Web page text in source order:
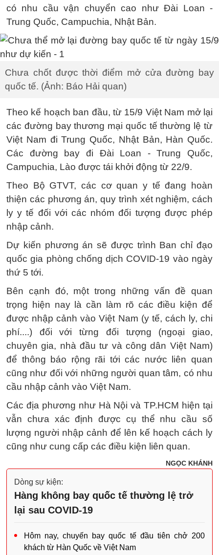
có nhu cầu vận chuyển cao như Đài Loan -
Trung Quốc, Campuchia, Nhật Bản.
Chưa chốt được thời điểm mở cửa đường bay
quốc tế. (Ảnh: Báo Hải quan)
Theo kế hoạch ban đầu, từ 15/9 Việt Nam mở lại
các đường bay thương mại quốc tế thường lệ từ
Việt Nam đi Trung Quốc, Nhật Bản, Hàn Quốc.
Các đường bay đi Đài Loan - Trung Quốc,
Campuchia, Lào được tái khởi động từ 22/9.
Theo Bộ GTVT, các cơ quan y tế đang hoàn
thiện các phương án, quy trình xét nghiệm, cách
ly y tế đối với các nhóm đối tượng được phép
nhập cảnh.
Dự kiến phương án sẽ được trình Ban chỉ đạo
quốc gia phòng chống dịch COVID-19 vào ngày
thứ 5 tới.
Bên cạnh đó, một trong những vấn đề quan
trọng hiện nay là cần làm rõ các điều kiện để
được nhập cảnh vào Việt Nam (y tế, cách ly, chi
phí....) đối với từng đối tượng (ngoại giao,
chuyên gia, nhà đầu tư và công dân Việt Nam)
để thông báo rộng rãi tới các nước liên quan
cũng như đối với những người quan tâm, có nhu
cầu nhập cảnh vào Việt Nam.
Các địa phương như Hà Nội và TP.HCM hiện tại
vẫn chưa xác định được cụ thể nhu cầu số
lượng người nhập cảnh để lên kế hoạch cách ly
cũng như cung cấp các điều kiện liên quan.
NGỌC KHÁNH
Dòng sự kiện:
Hàng không bay quốc tế thường lệ trở
lại sau COVID-19
Hôm nay, chuyến bay quốc tế đầu tiên chở 200
khách từ Hàn Quốc về Việt Nam